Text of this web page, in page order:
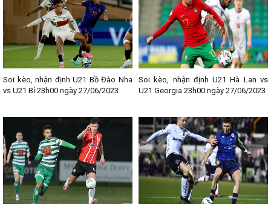
Soi kèo, nhận định U21 Bồ Đào Nha
vs U21 Bỉ 23h00 ngày 27/06/2023
Soi kèo, nhận định U21 Hà Lan vs
U21 Georgia 23h00 ngày 27/06/2023